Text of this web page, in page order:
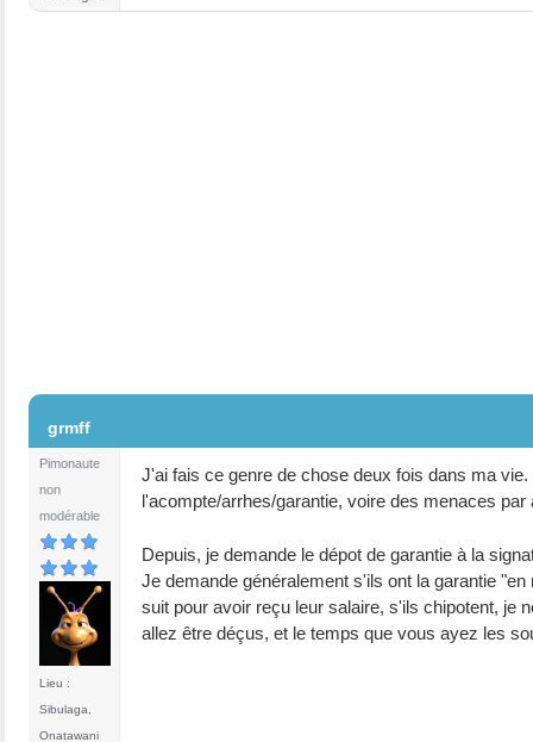
grmff
Pimonaute
non
modérable
Lieu :
Sibulaga,
Onatawani
J'ai fais ce genre de chose deux fois dans ma
l'acompte/arrhes/garantie, voire des menaces par
Depuis, je demande le dépot de garantie à la
Je demande généralement s'ils ont la garantie
suit pour avoir reçu leur salaire, s'ils chipotent, je
allez être déçus, et le temps que vous ayez les